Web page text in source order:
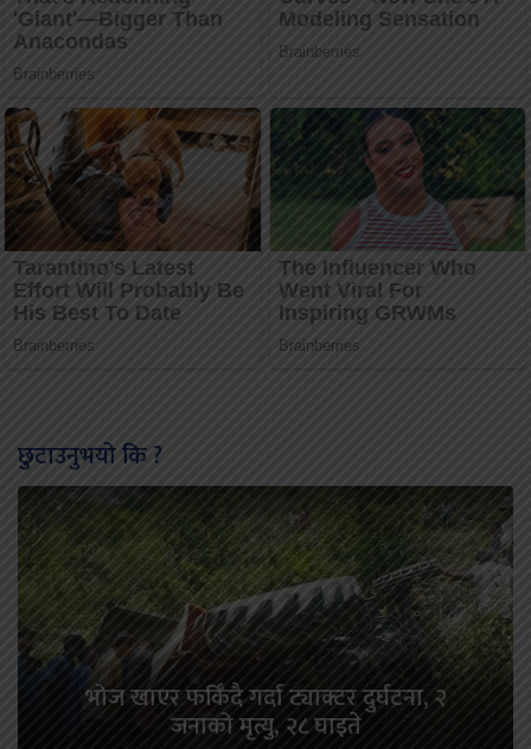
छुटाउनुभयो कि ?
भोज खाएर फर्किँदै गर्दा ट्याक्टर दुर्घटना, २
जनाको मृत्यु, २८ घाइते